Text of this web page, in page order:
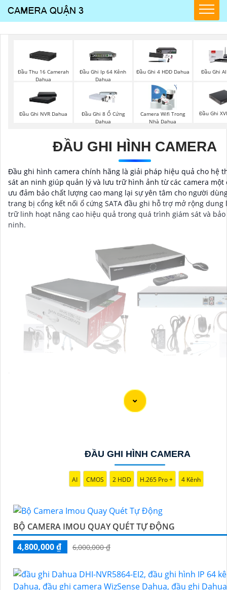
Đầu Thu 16 Camerah
Dahua
Đầu Ghi Ip 64 Kênh
Dahua
Đầu Ghi 4 HDD Dahua Đầu Ghi
Đầu Ghi NVR Dahua
Đầu Ghi 8 Ổ Cứng
Dahua
Camera Wifi Trong
Nhà Dahua
Đầu Ghi
ĐẦU GHI HÌNH CAMERA
Đầu ghi hình camera chính hãng là giải pháp hiệu quả cho hệ
sát an ninh giúp quản lý và lưu trữ hình ảnh từ các camera một
ưu đảm bảo chất lượng cao mang lại sự yên tâm cho người
trang bị cổng kết nối ổ cứng SATA đầu ghi hỗ trợ mở rộng
trữ linh hoạt nâng cao hiệu quả trong quá trình giám sát và bảo
ninh.
ĐẦU GHI HÌNH CAMERA
AI CMOS 2 HDD H.265 Pro + 4 Kênh
BỘ CAMERA IMOU QUAY QUÉT TỰ ĐỘNG
4,800,000 ₫
6,000,000 ₫